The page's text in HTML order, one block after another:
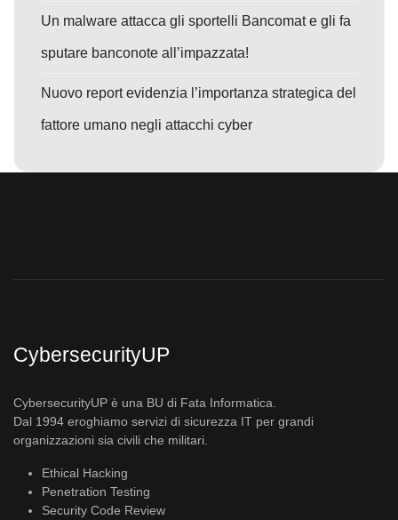
Un malware attacca gli sportelli Bancomat e gli fa
sputare banconote all’impazzata!
Nuovo report evidenzia l’importanza strategica del
fattore umano negli attacchi cyber
CybersecurityUP
CybersecurityUP è una BU di Fata Informatica.
Dal 1994 eroghiamo servizi di sicurezza IT per grandi
organizzazioni sia civili che militari.
Ethical Hacking
Penetration Testing
Security Code Review